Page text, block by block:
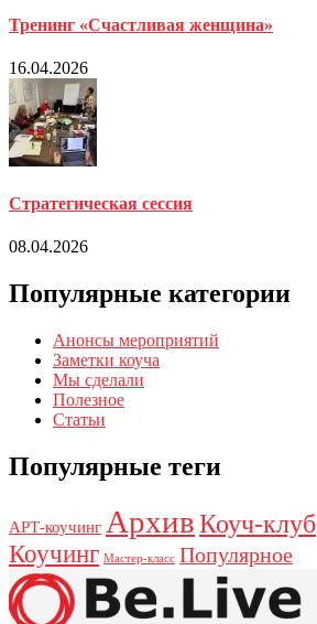
Тренинг «Счастливая женщина»
16.04.2026
Стратегическая сессия
08.04.2026
Популярные категории
Анонсы мероприятий
Заметки коуча
Мы сделали
Полезное
Статьи
Популярные теги
АРТ-коучинг АрхивКоуч-клуб
Коучинг Мастер-класс Популярное